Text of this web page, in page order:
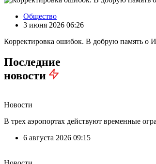
Общество
3 июня 2026 06:26
Корректировка ошибок. В добрую память о
Последние
новости
Новости
В трех аэропортах действуют временные
6 августа 2026 09:15